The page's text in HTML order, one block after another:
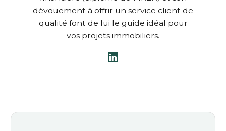
dévouement à offrir un service client de
qualité font de lui le guide idéal pour
vos projets immobiliers.